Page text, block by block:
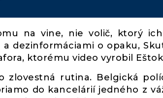
na vine, nie volič, ktorý
dezinformáciami o opaku,
ktorému video vyrobil
zlovestná rutina. Belgická
do kancelárií jedného z